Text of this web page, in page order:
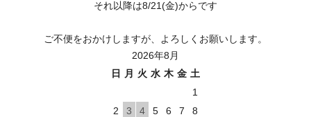
それ以降は8/21(金)からです
ご不便をおかけしますが、よろしくお願いします。
2026年8月
日
月 火 水 木 金 土
1
2
3 4 5 6 7
8